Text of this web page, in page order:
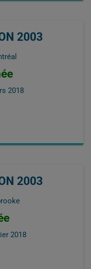
2003
2018
2003
2018